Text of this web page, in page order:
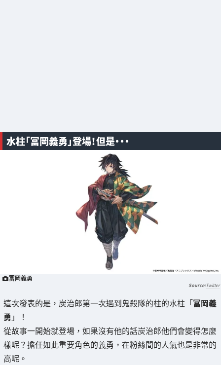
水柱「冨岡義勇」登場！但是・・・
冨岡義勇
Twitter
這次發表的是，炭治郎第一次遇到鬼殺隊的柱的水柱「冨岡義
勇 」！
從故事一開始就登場，如果沒有他的話炭治郎他們會變得怎麼
樣呢？擔任如此重要角色的義勇，在粉絲間的人氣也是非常的
高呢。